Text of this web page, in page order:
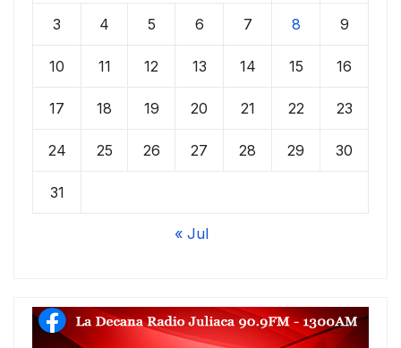
3 4 5 6 7 8 9
10 11 12 13 14 15 16
17 18 19 20 21 22 23
24 25 26 27 28 29 30
31
« Jul